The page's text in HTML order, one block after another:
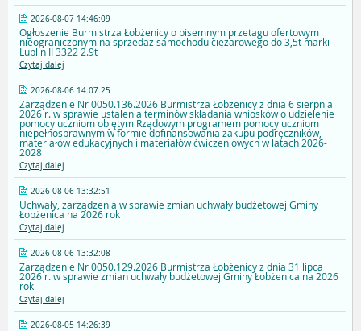
2026-08-07 14:46:09
Ogłoszenie Burmistrza Łobżenicy o pisemnym przetagu ofertowym
nieograniczonym na sprzedaż samochodu ciężarowego do 3,5t marki
Lublin II 3322 2.9t
Czytaj dalej
2026-08-06 14:07:25
Zarządzenie Nr 0050.136.2026 Burmistrza Łobżenicy z dnia 6 sierpnia
2026 r. w sprawie ustalenia terminów składania wniosków o udzielenie
pomocy uczniom objętym Rządowym programem pomocy uczniom
niepełnosprawnym w formie dofinansowania zakupu podręczników,
materiałów edukacyjnych i materiałów ćwiczeniowych w latach 2026-
2028
Czytaj dalej
2026-08-06 13:32:51
Uchwały, zarządzenia w sprawie zmian uchwały budżetowej Gminy
Łobżenica na 2026 rok
Czytaj dalej
2026-08-06 13:32:08
Zarządzenie Nr 0050.129.2026 Burmistrza Łobżenicy z dnia 31 lipca
2026 r. w sprawie zmian uchwały budżetowej Gminy Łobżenica na 2026
rok
Czytaj dalej
2026-08-05 14:26:39